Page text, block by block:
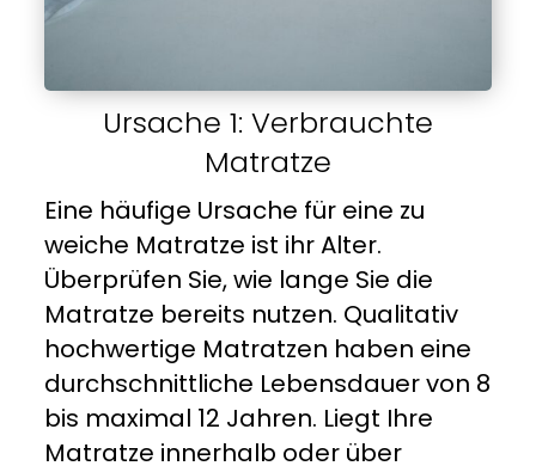
Ursache 1: Verbrauchte
Matratze
Eine häufige Ursache für eine zu
weiche Matratze ist ihr Alter.
Überprüfen Sie, wie lange Sie die
Matratze bereits nutzen. Qualitativ
hochwertige Matratzen haben eine
durchschnittliche Lebensdauer von 8
bis maximal 12 Jahren. Liegt Ihre
Matratze innerhalb oder über